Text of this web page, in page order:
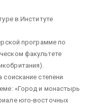
в Институте
программе по
факультете
степени
«Город и монастырь
юго-восточных